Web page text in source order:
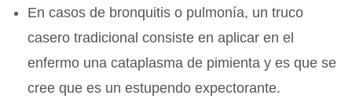
En casos de bronquitis o pulmonía, un truco
casero tradicional consiste en aplicar en el
enfermo una cataplasma de pimienta y es que se
cree que es un estupendo expectorante.